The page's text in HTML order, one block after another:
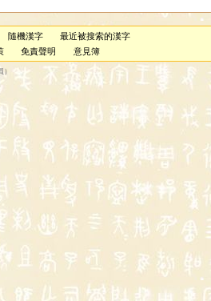
隨機漢字
最近被搜索的漢字
免責聲明 意見簿
）